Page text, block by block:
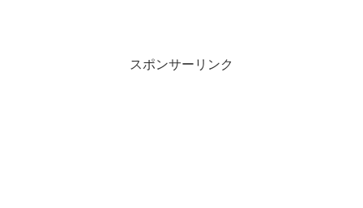
スポンサーリンク